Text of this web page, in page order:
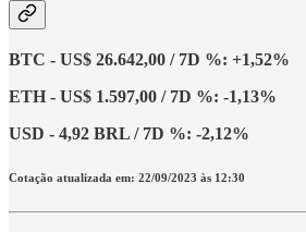
BTC - US$ 26.642,00 / 7D %: +1,52%
ETH - US$ 1.597,00 / 7D %: -1,13%
USD - 4,92 BRL / 7D %: -2,12%
Cotação atualizada em: 22/09/2023 às 12:30